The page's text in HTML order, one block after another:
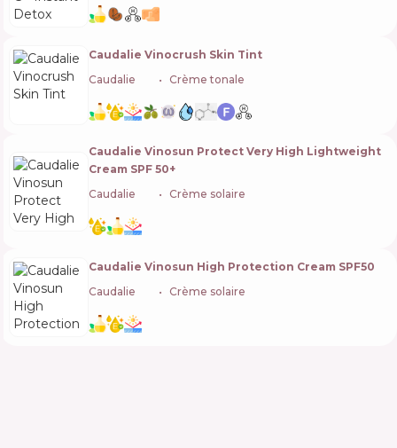
Caudalie Vinocrush Skin Tint
Caudalie
Crème tonale
Caudalie Vinosun Protect Very High Lightweight
Cream SPF 50+
Caudalie
Crème solaire
Caudalie Vinosun High Protection Cream SPF50
Caudalie
Crème solaire